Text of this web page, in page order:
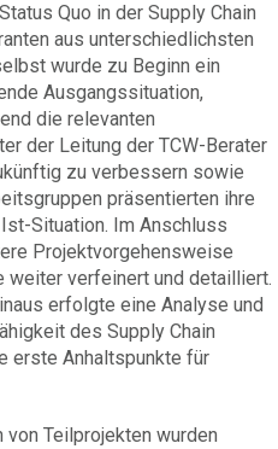
Quo in der Supply Chain
aus unterschiedlichsten
wurde zu Beginn ein
Ausgangssituation,
die relevanten
der Leitung der TCW-Berater
zu verbessern sowie
präsentierten ihre
Situation. Im Anschluss
Projektvorgehensweise
verfeinert und detailliert.
erfolgte eine Analyse und
des Supply Chain
erste Anhaltspunkte für
Teilprojekten wurden